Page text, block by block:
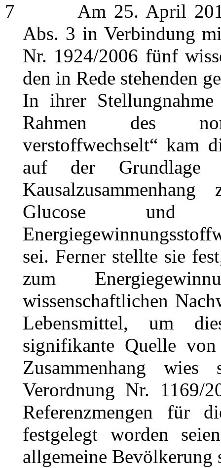
7 Am 25. April 2012
Abs. 3 in Verbindung
Nr. 1924/2006 fünf
den in Rede stehenden
In ihrer
Rahmen des
verstoffwechselt“ kam
auf der Grundlage
Glucose
sei. Ferner stellte sie
zum
wissenschaftlichen
Lebensmittel, um
signifikante Quelle
Zusammenhang
Verordnung Nr. 1169/
Referenzmengen für
festgelegt worden
allgemeine Bevölkerung